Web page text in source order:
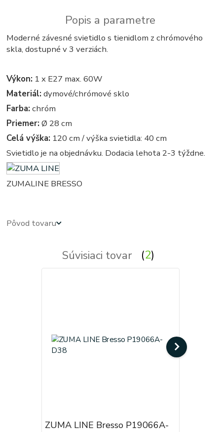
Popis a parametre
Moderné závesné svietidlo s tienidlom z chrómového
skla, dostupné v 3 verziách.
Výkon: 1 x E27 max. 60W
Materiál: dymové/chrómové sklo
Farba: chróm
Priemer: Ø 28 cm
Celá výška: 120 cm / výška svietidla: 40 cm
Svietidlo je na objednávku. Dodacia lehota 2-3 týždne.
ZUMALINE BRESSO
Pôvod tovaru
Súvisiaci tovar 2
ZUMA LINE Bresso P19066A-